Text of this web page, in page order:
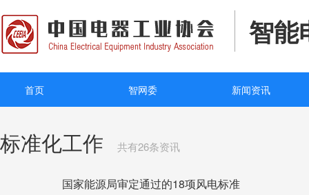
智能
首页 智网委 新闻资讯
标准化工作 共有26条资讯
国家能源局审定通过的18项风电标准